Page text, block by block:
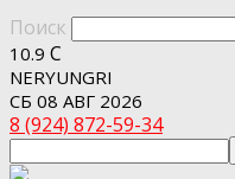
Поиск
10.9 C
NERYUNGRI
СБ 08 АВГ 2026
8 (924) 872-59-34